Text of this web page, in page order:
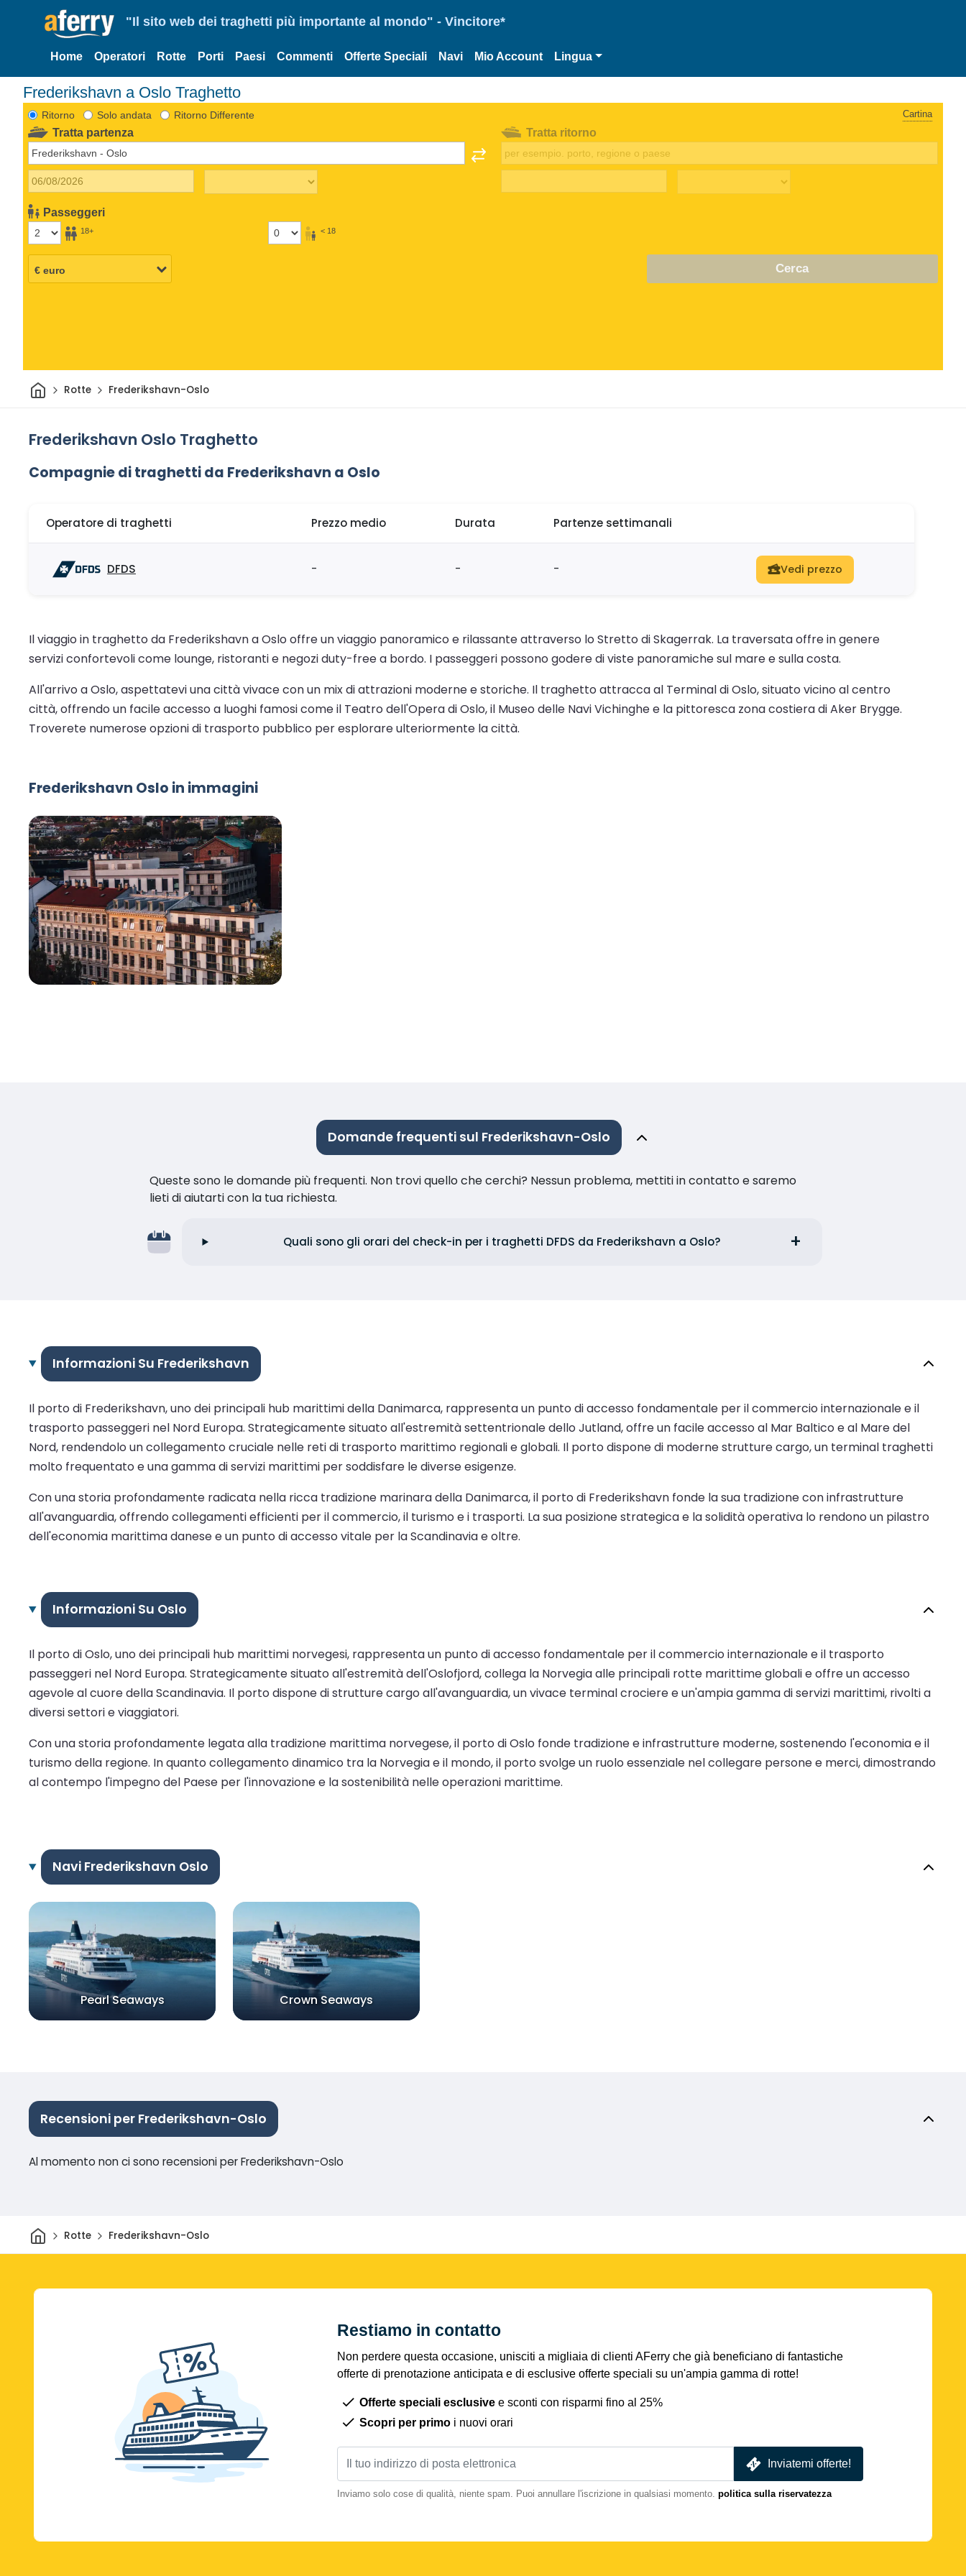
"Il sito web dei traghetti più importante al mondo" - Vincitore*
Home Operatori Rotte Porti Paesi Commenti Offerte Speciali Navi Mio Account Lingua
Frederikshavn a Oslo Traghetto
Ritorno Solo andata Ritorno Differente Cartina
Tratta partenza
Passeggeri
18+ < 18
Tratta ritorno
Cerca
CasaRotte Frederikshavn-Oslo
Frederikshavn Oslo Traghetto
Compagnie di traghetti da Frederikshavn a Oslo
Operatore di traghetti Prezzo medio Durata Partenze settimanali
DFDS - - - Vedi prezzo
Il viaggio in traghetto da Frederikshavn a Oslo offre un viaggio panoramico e rilassante attraverso lo Stretto di Skagerrak. La traversata offre in genere
servizi confortevoli come lounge, ristoranti e negozi duty-free a bordo. I passeggeri possono godere di viste panoramiche sul mare e sulla costa.
All'arrivo a Oslo, aspettatevi una città vivace con un mix di attrazioni moderne e storiche. Il traghetto attracca al Terminal di Oslo, situato vicino al centro
città, offrendo un facile accesso a luoghi famosi come il Teatro dell'Opera di Oslo, il Museo delle Navi Vichinghe e la pittoresca zona costiera di Aker Brygge.
Troverete numerose opzioni di trasporto pubblico per esplorare ulteriormente la città.
Frederikshavn Oslo in immagini
Domande frequenti sul Frederikshavn-Oslo
Queste sono le domande più frequenti. Non trovi quello che cerchi? Nessun problema, mettiti in contatto e saremo
lieti di aiutarti con la tua richiesta.
Quali sono gli orari del check-in per i traghetti DFDS da Frederikshavn a Oslo?
Informazioni Su Frederikshavn
Il porto di Frederikshavn, uno dei principali hub marittimi della Danimarca, rappresenta un punto di accesso fondamentale per il commercio internazionale e il
trasporto passeggeri nel Nord Europa. Strategicamente situato all'estremità settentrionale dello Jutland, offre un facile accesso al Mar Baltico e al Mare del
Nord, rendendolo un collegamento cruciale nelle reti di trasporto marittimo regionali e globali. Il porto dispone di moderne strutture cargo, un terminal traghetti
molto frequentato e una gamma di servizi marittimi per soddisfare le diverse esigenze.
Con una storia profondamente radicata nella ricca tradizione marinara della Danimarca, il porto di Frederikshavn fonde la sua tradizione con infrastrutture
all'avanguardia, offrendo collegamenti efficienti per il commercio, il turismo e i trasporti. La sua posizione strategica e la solidità operativa lo rendono un pilastro
dell'economia marittima danese e un punto di accesso vitale per la Scandinavia e oltre.
Informazioni Su Oslo
Il porto di Oslo, uno dei principali hub marittimi norvegesi, rappresenta un punto di accesso fondamentale per il commercio internazionale e il trasporto
passeggeri nel Nord Europa. Strategicamente situato all'estremità dell'Oslofjord, collega la Norvegia alle principali rotte marittime globali e offre un accesso
agevole al cuore della Scandinavia. Il porto dispone di strutture cargo all'avanguardia, un vivace terminal crociere e un'ampia gamma di servizi marittimi, rivolti a
diversi settori e viaggiatori.
Con una storia profondamente legata alla tradizione marittima norvegese, il porto di Oslo fonde tradizione e infrastrutture moderne, sostenendo l'economia e il
turismo della regione. In quanto collegamento dinamico tra la Norvegia e il mondo, il porto svolge un ruolo essenziale nel collegare persone e merci, dimostrando
al contempo l'impegno del Paese per l'innovazione e la sostenibilità nelle operazioni marittime.
Navi Frederikshavn Oslo
Pearl Seaways Crown Seaways
Recensioni per Frederikshavn-Oslo
Al momento non ci sono recensioni per Frederikshavn-Oslo
CasaRotte Frederikshavn-Oslo
Restiamo in contatto
Non perdere questa occasione, unisciti a migliaia di clienti AFerry che già beneficiano di fantastiche
offerte di prenotazione anticipata e di esclusive offerte speciali su un'ampia gamma di rotte!
Offerte speciali esclusive e sconti con risparmi fino al 25%
Scopri per primo i nuovi orari
Inviatemi offerte!
Inviamo solo cose di qualità, niente spam. Puoi annullare l'iscrizione in qualsiasi momento. politica sulla riservatezza